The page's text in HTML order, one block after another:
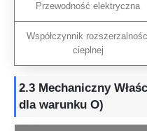
Przewodność elektryczna
Współczynnik
cieplnej
2.3 Mechaniczny
dla warunku O)